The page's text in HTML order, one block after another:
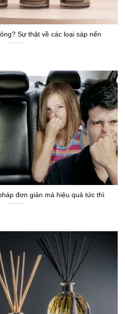
Sự thật về các loại sáp nến
đơn giản mà hiệu quả tức thì